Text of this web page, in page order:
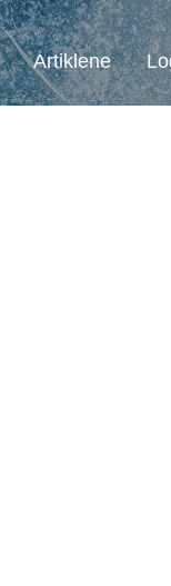
Artiklene